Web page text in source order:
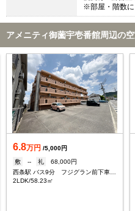
※部屋・階数に
アメニティ御薗宇壱番館周辺の
6.8万円 /5,000円
敷
-- 礼
68,000円
西条駅 バス9分 フジグラン前下車：停歩7分
2LDK/58.23㎡